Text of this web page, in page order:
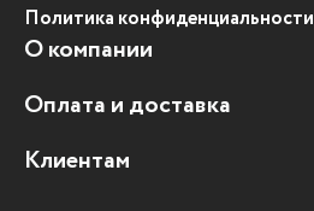
Политика конфиденциальности
О компании
Наши клиенты
Отзывы клиентов
Оплата и доставка
Оплата и доставка
Клиентам